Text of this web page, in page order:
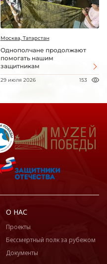
Москва, Татарстан
Однополчане продолжают
помогать нашим
защитникам
29 июля 2026 153
О НАС
Проекты
Бессмертный полк за рубежом
Документы